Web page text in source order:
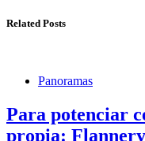
Related Posts
Panoramas
Para potenciar
propia: